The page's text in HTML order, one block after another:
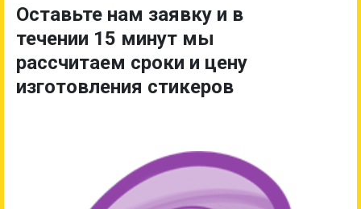
Оставьте нам заявку и в
течении 15 минут мы
рассчитаем сроки и цену
изготовления стикеров